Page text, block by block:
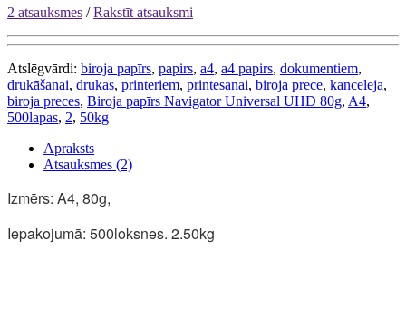
2 atsauksmes /Rakstīt atsauksmi
Atslēgvārdi: biroja papīrs, papirs, a4, a4 papirs, dokumentiem,
drukāšanai, drukas, printeriem, printesanai, biroja prece, kanceleja,
biroja preces, Biroja papīrs Navigator Universal UHD 80g, A4,
500lapas, 2, 50kg
Apraksts
Atsauksmes (2)
Izmērs: A4, 80g,
Iepakojumā: 500loksnes. 2.50kg